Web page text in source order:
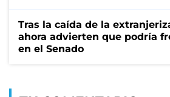
Tras la caída de la
ahora advierten que podría
en el Senado